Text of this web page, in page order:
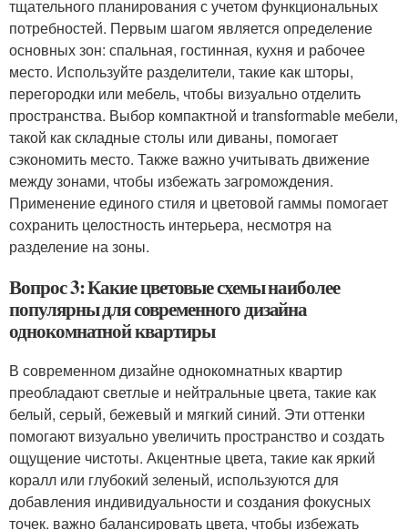
тщательного планирования с учетом функциональных
потребностей. Первым шагом является определение
основных зон: спальная, гостинная, кухня и рабочее
место. Используйте разделители, такие как шторы,
перегородки или мебель, чтобы визуально отделить
пространства. Выбор компактной и transformable мебели,
такой как складные столы или диваны, помогает
сэкономить место. Также важно учитывать движение
между зонами, чтобы избежать загромождения.
Применение единого стиля и цветовой гаммы помогает
сохранить целостность интерьера, несмотря на
разделение на зоны.
Вопрос 3: Какие цветовые схемы наиболее
популярны для современного дизайна
однокомнатной квартиры
В современном дизайне однокомнатных квартир
преобладают светлые и нейтральные цвета, такие как
белый, серый, бежевый и мягкий синий. Эти оттенки
помогают визуально увеличить пространство и создать
ощущение чистоты. Акцентные цвета, такие как яркий
коралл или глубокий зеленый, используются для
добавления индивидуальности и создания фокусных
точек. важно балансировать цвета, чтобы избежать